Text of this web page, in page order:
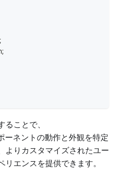
;
;
ことで、
ーネントの動作と外観を特定
よりカスタマイズされたユー
エンスを提供できます。